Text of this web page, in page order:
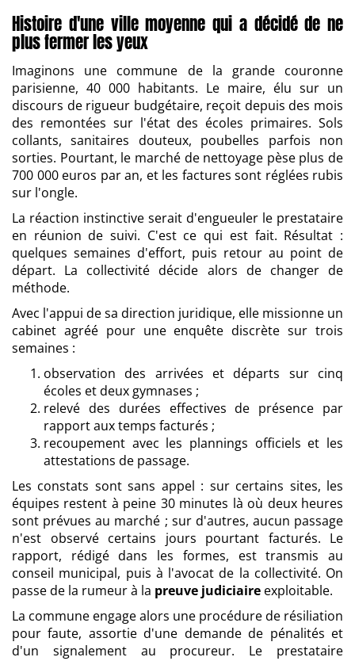
Histoire d'une ville moyenne qui a décidé de ne
plus fermer les yeux
Imaginons une commune de la grande couronne
parisienne, 40 000 habitants. Le maire, élu sur un
discours de rigueur budgétaire, reçoit depuis des mois
des remontées sur l'état des écoles primaires. Sols
collants, sanitaires douteux, poubelles parfois non
sorties. Pourtant, le marché de nettoyage pèse plus de
700 000 euros par an, et les factures sont réglées rubis
sur l'ongle.
La réaction instinctive serait d'engueuler le prestataire
en réunion de suivi. C'est ce qui est fait. Résultat :
quelques semaines d'effort, puis retour au point de
départ. La collectivité décide alors de changer de
méthode.
Avec l'appui de sa direction juridique, elle missionne un
cabinet agréé pour une enquête discrète sur trois
semaines :
observation des arrivées et départs sur cinq
écoles et deux gymnases ;
relevé des durées effectives de présence par
rapport aux temps facturés ;
recoupement avec les plannings officiels et les
attestations de passage.
Les constats sont sans appel : sur certains sites, les
équipes restent à peine 30 minutes là où deux heures
sont prévues au marché ; sur d'autres, aucun passage
n'est observé certains jours pourtant facturés. Le
rapport, rédigé dans les formes, est transmis au
conseil municipal, puis à l'avocat de la collectivité. On
passe de la rumeur à la preuve judiciaire exploitable.
La commune engage alors une procédure de résiliation
pour faute, assortie d'une demande de pénalités et
d'un signalement au procureur. Le prestataire